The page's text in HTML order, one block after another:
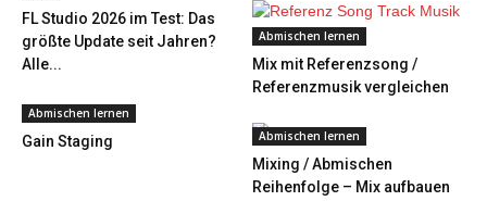
FL Studio 2026 im Test: Das
größte Update seit Jahren?
Alle...
Abmischen lernen
Mix mit Referenzsong /
Referenzmusik vergleichen
Abmischen lernen
Gain Staging Abmischen lernen
Mixing / Abmischen
Reihenfolge – Mix aufbauen